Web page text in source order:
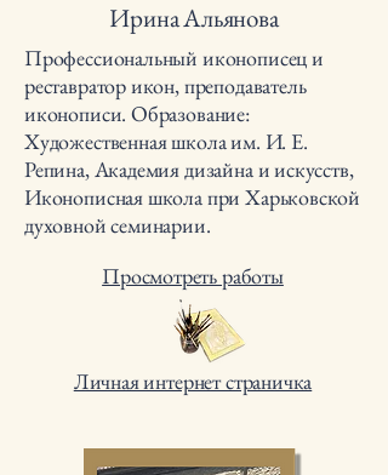
Ирина Альянова
Профессиональный иконописец и
реставратор икон, преподаватель
иконописи. Образование:
Художественная школа им. И. Е.
Репина, Академия дизайна и искусств,
Иконописная школа при Харьковской
духовной семинарии.
Просмотреть работы
Личная интернет страничка